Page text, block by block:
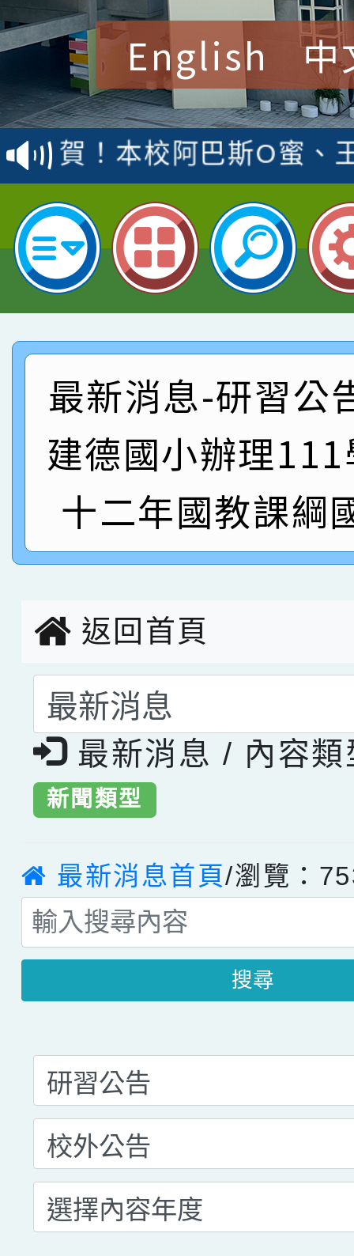
English 中
賀！本校參加桃園市中
賽 洪綺君教師榮獲社
名
賀！本校阿巴斯O蜜、
倩參加桃園市科展 國
名 指導老師王老師、
賀！本校四年二班張O
園市英語競賽國小朗讀
指導老師林老師
賀！本校參加桃園市中
賽 劉文瑛教師榮獲教
臺灣台語-第二名
賀！本校參與2026世
市賽榮獲科學小創客佳
賀！本校參加桃園市中
名
倩參加桃園市科展 國
名 指導老師王老師、
賀！本校四年二班張O
園市英語競賽國小朗讀
指導老師林老師
賀！本校參加桃園市中
賽 劉文瑛教師榮獲教
臺灣台語-第二名
賀！本校參與2026世
市賽榮獲科學小創客佳
最新消息-研習公
建德國小辦理
十二年國教課綱
返回首頁
選擇後頁面內容會更
最新消息 / 內容類
新聞類型
最新消息首頁/瀏覽：
搜尋